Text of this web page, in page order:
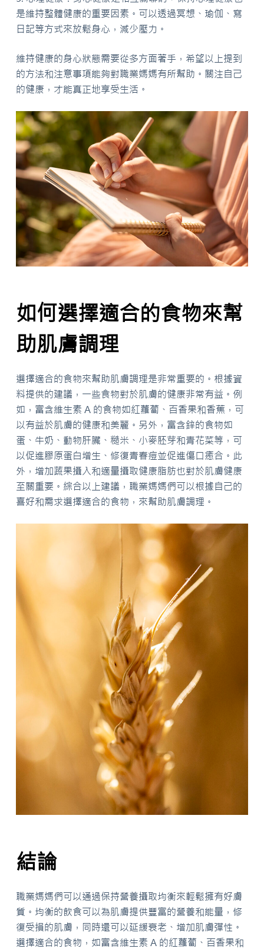
是維持整體健康的重要因素。可以透過冥想、瑜伽、寫
日記等方式來放鬆身心，減少壓力。
維持健康的身心狀態需要從多方面著手，希望以上提到
的方法和注意事項能夠對職業媽媽有所幫助。關注自己
的健康，才能真正地享受生活。
如何選擇適合的食物來幫
助肌膚調理
選擇適合的食物來幫助肌膚調理是非常重要的。根據資
料提供的建議，一些食物對於肌膚的健康非常有益。例
如，富含維生素 A 的食物如紅蘿蔔、百香果和香蕉，可
以有益於肌膚的健康和美麗。另外，富含鋅的食物如
蛋、牛奶、動物肝臟、糙米、小麥胚芽和青花菜等，可
以促進膠原蛋白增生、修復青春痘並促進傷口癒合。此
外，增加蔬果攝入和適量攝取健康脂肪也對於肌膚健康
至關重要。綜合以上建議，職業媽媽們可以根據自己的
喜好和需求選擇適合的食物，來幫助肌膚調理。
結論
職業媽媽們可以通過保持營養攝取均衡來輕鬆擁有好膚
質。均衡的飲食可以為肌膚提供豐富的營養和能量，修
復受損的肌膚，同時還可以延緩衰老、增加肌膚彈性。
選擇適合的食物，如富含維生素 A 的紅蘿蔔、百香果和